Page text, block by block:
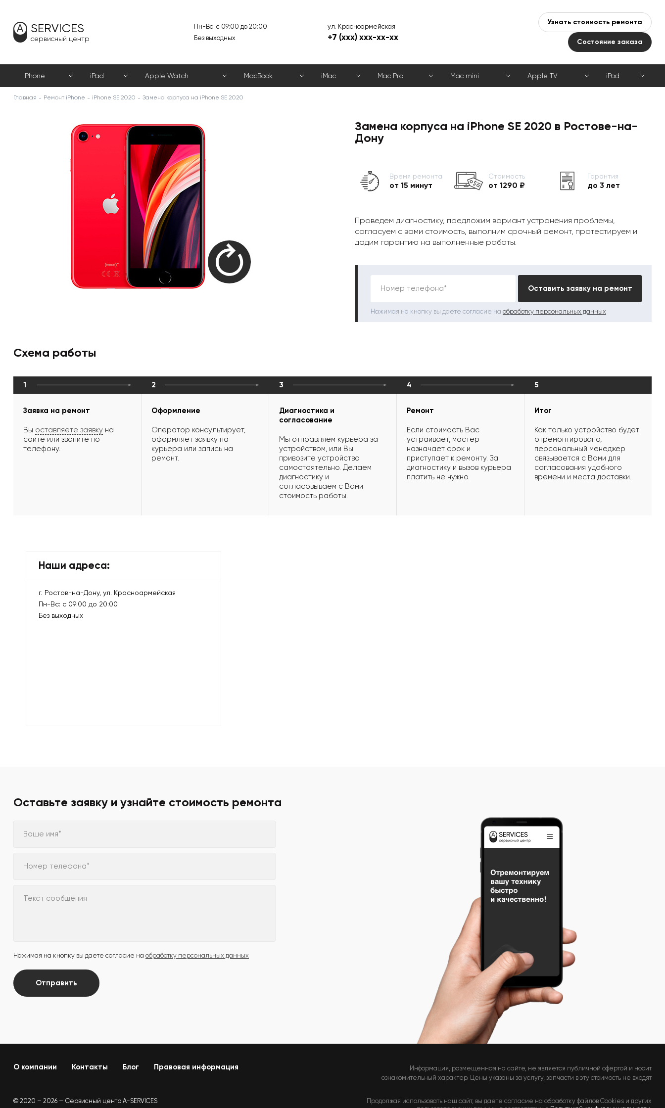
SERVICES
сервисный центр
Пн-Вс: с 09:00 до 20:00
Без выходных
ул. Красноармейская
+7 (xxx) xxx-xx-xx
Узнать стоимость ремонта
Состояние заказа
iPhone iPad Apple Watch MacBook iMac Mac Pro Mac mini Apple TV iPod
Главная Ремонт iPhone iPhone SE 2020 Замена корпуса на iPhone SE 2020
Замена корпуса на iPhone SE 2020 в Ростове-на-
Дону
Время ремонта
от 15 минут
Стоимость
от 1290 ₽
Гарантия
до 3 лет
Проведем диагностику, предложим вариант устранения проблемы,
согласуем с вами стоимость, выполним срочный ремонт, протестируем и
дадим гарантию на выполненные работы.
Номер телефона* Оставить заявку на ремонт
Нажимая на кнопку вы даете согласие на обработку персональных данных
Схема работы
1
Заявка на ремонт
Вы оставляете заявку на
сайте или звоните по
телефону.
2
Оформление
Оператор консультирует,
оформляет заявку на
курьера или запись на
ремонт.
3
Диагностика и
согласование
Мы отправляем курьера за
устройством, или Вы
привозите устройство
самостоятельно. Делаем
диагностику и
согласовываем с Вами
стоимость работы.
4
Ремонт
Если стоимость Вас
устраивает, мастер
назначает срок и
приступает к ремонту. За
диагностику и вызов курьера
платить не нужно.
5
Итог
Как только устройство будет
отремонтировано,
персональный менеджер
связывается с Вами для
согласования удобного
времени и места доставки.
Наши адреса:
г. Ростов-на-Дону, ул. Красноармейская
Пн-Вс: с 09:00 до 20:00
Без выходных
Оставьте заявку и узнайте стоимость ремонта
Ваше имя*
Номер телефона*
Текст сообщения
Нажимая на кнопку вы даете согласие на обработку персональных данных
Отправить
О компании Контакты Блог Правовая информация
Информация, размещенная на сайте, не является публичной офертой и носит
ознакомительный характер. Цены указаны за услугу, запчасти в эту стоимость не входят
© 2020 – 2026 — Сервисный центр A-SERVICES
Продолжая использовать наш сайт, вы даете согласие на обработку файлов Cookies и других